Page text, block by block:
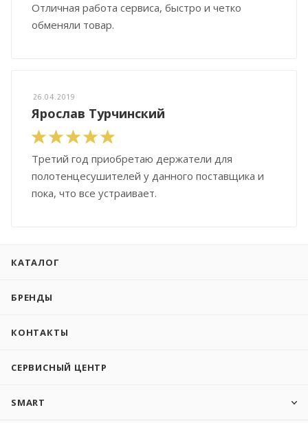
Отличная работа сервиса, быстро и четко
обменяли товар.
26.04.2019
Ярослав Турчинский
Третий год приобретаю держатели для
полотенцесушителей у данного поставщика и
пока, что все устраивает.
КАТАЛОГ
БРЕНДЫ
КОНТАКТЫ
СЕРВИСНЫЙ ЦЕНТР
SMART